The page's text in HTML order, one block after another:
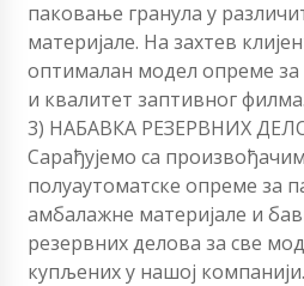
паковање гранула у
материјале. На захтев
оптималан модел опреме за
и квалитет заптивног филма.
3) НАБАВКА РЕЗЕРВНИХ
Сарађујемо са
полуаутоматске опреме за
амбалажне материјале и
резервних делова за све
купљених у нашој компанији.